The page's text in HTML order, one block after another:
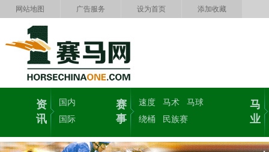
网站地图 广告服务 设为首页 添加收藏
资
讯
国内
国际
赛
事
速度 马术
马球
绕桶
民族赛
马
业